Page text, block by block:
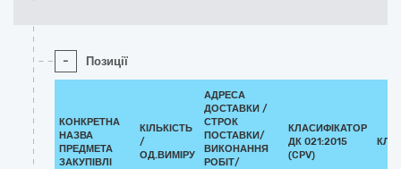
- Позиції
КОНКРЕТНА
НАЗВА
ПРЕДМЕТА
ЗАКУПІВЛІ
КІЛЬКІСТЬ
/
ОД.ВИМІРУ
АДРЕСА
ДОСТАВКИ /
СТРОК
ПОСТАВКИ/
ВИКОНАННЯ
РОБІТ/
КЛАСИФІКАТОР
ДК 021:2015
(CPV)